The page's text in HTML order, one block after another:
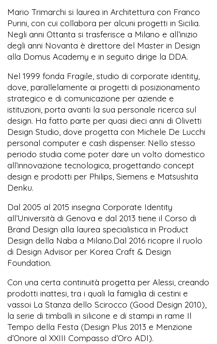
Mario Trimarchi si laurea in Architettura con Franco
Purini, con cui collabora per alcuni progetti in Sicilia.
Negli anni Ottanta si trasferisce a Milano e all’inizio
degli anni Novanta è direttore del Master in Design
alla Domus Academy e in seguito dirige la DDA.
Nel 1999 fonda Fragile, studio di corporate identity,
dove, parallelamente ai progetti di posizionamento
strategico e di comunicazione per aziende e
istituzioni, porta avanti la sua personale ricerca sul
design. Ha fatto parte per quasi dieci anni di Olivetti
Design Studio, dove progetta con Michele De Lucchi
personal computer e cash dispenser. Nello stesso
periodo studia come poter dare un volto domestico
all’innovazione tecnologica, progettando concept
design e prodotti per Philips, Siemens e Matsushita
Denku.
Dal 2005 al 2015 insegna Corporate Identity
all’Università di Genova e dal 2013 tiene il Corso di
Brand Design alla laurea specialistica in Product
Design della Naba a Milano.Dal 2016 ricopre il ruolo
di Design Advisor per Korea Craft & Design
Foundation.
Con una certa continuità progetta per Alessi, creando
prodotti inattesi, tra i quali la famiglia di cestini e
vassoi La Stanza dello Scirocco (Good Design 2010),
la serie di timballi in silicone e di stampi in rame Il
Tempo della Festa (Design Plus 2013 e Menzione
d’Onore al XXIII Compasso d’Oro ADI).